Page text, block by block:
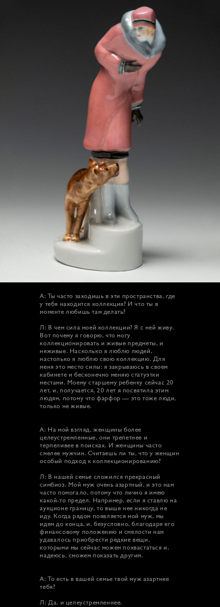
А: Ты часто заходишь в эти пространства, где
у тебя находится коллекция? И что ты в
моменте любишь там делать?
Л: В чем сила моей коллекции? Я с ней живу.
Вот почему я говорю, что могу
коллекционировать и живые предметы, и
неживые. Насколько я люблю людей,
настолько я люблю свою коллекцию. Для
меня это место силы: я закрываюсь в своем
кабинете и бесконечно меняю статуэтки
местами. Моему старшему ребенку сейчас 20
лет, и, получается, 20 лет я посвятила этим
людям, потому что фарфор — это тоже люди,
только не живые.
А: На мой взгляд, женщины более
целеустремленные, они трепетнее и
терпеливее в поисках. И женщины часто
смелее мужчин. Считаешь ли ты, что у женщин
особый подход к коллекционированию?
Л: В нашей семье сложился прекрасный
симбиоз. Мой муж очень азартный, и это нам
часто помогало, потому что лично я имею
какой-то предел. Например, если я ставлю на
аукционе границу, то выше нее никогда не
иду. Когда рядом появляется мой муж, мы
идем до конца, и, безусловно, благодаря его
финансовому положению и смелости нам
удавалось приобрести редкие вещи,
которыми мы сейчас можем похвастаться и,
надеюсь, сможем показать другим.
А: То есть в вашей семье твой муж азартнее
тебя?
Л: Да, и целеустремленнее.